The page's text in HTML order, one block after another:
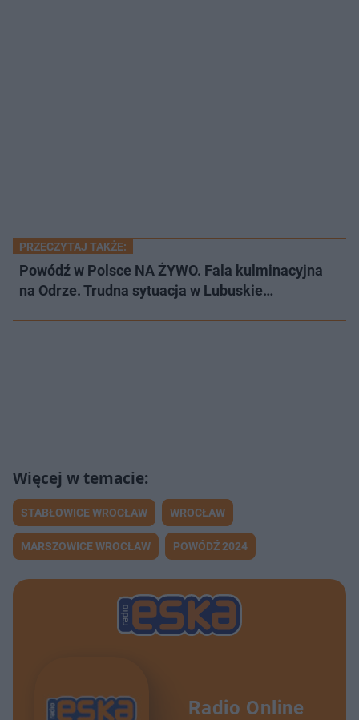
PRZECZYTAJ TAKŻE:
Powódź w Polsce NA ŻYWO. Fala kulminacyjna
na Odrze. Trudna sytuacja w Lubuskie…
STABŁOWICE WROCŁAW WROCŁAW
MARSZOWICE WROCŁAW POWÓDŹ 2024
Radio Online